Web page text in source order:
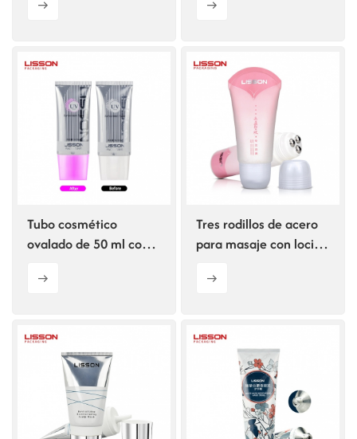
acrílica de lujo de 25 g
Tubo cosmético
ovalado de 50 ml con
función UV Sense.
Tres rodillos de acero
para masaje con loción